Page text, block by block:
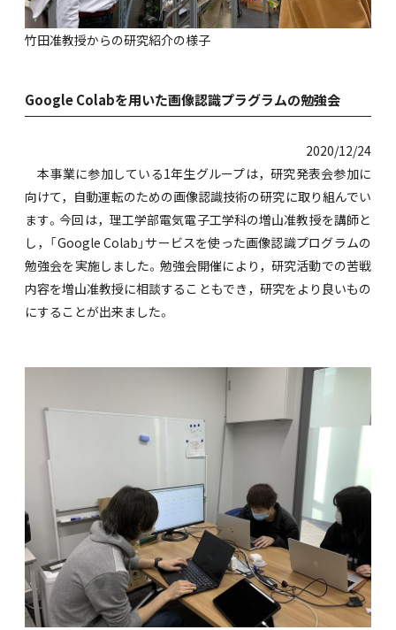
竹田准教授からの研究紹介の様子
Google Colabを用いた画像認識プラグラムの勉強会
2020/12/24
本事業に参加している1年生グループは，研究発表会参加に
向けて，自動運転のための画像認識技術の研究に取り組んでい
ます。今回は，理工学部電気電子工学科の増山准教授を講師と
し，「Google Colab」サービスを使った画像認識プログラムの
勉強会を実施しました。勉強会開催により，研究活動での苦戦
内容を増山准教授に相談することもでき，研究をより良いもの
にすることが出来ました。